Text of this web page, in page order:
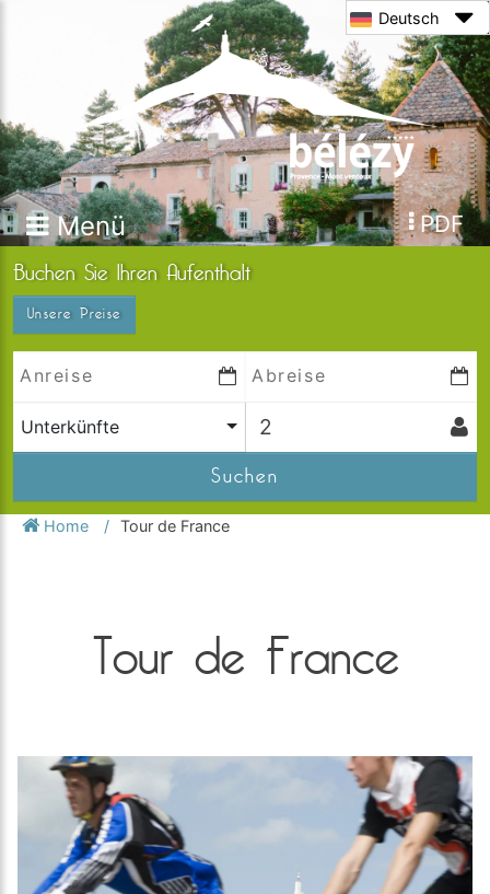
Menü PDF
Deutsch
Buchen Sie Ihren Aufenthalt
Unsere Preise
Unterkünfte
Suchen
Home Tour de France
Tour de France